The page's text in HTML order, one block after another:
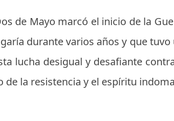
de Mayo marcó el inicio de la
durante varios años y que
lucha desigual y desafiante
la resistencia y el espíritu